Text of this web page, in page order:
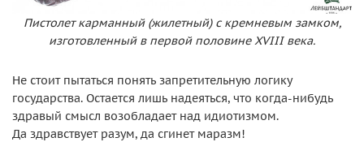
Пистолет карманный (жилетный) с кремневым замком,
изготовленный в первой половине XVIII века.
Не стоит пытаться понять запретительную логику
государства. Остается лишь надеяться, что когда-нибудь
здравый смысл возобладает над идиотизмом.
Да здравствует разум, да сгинет маразм!